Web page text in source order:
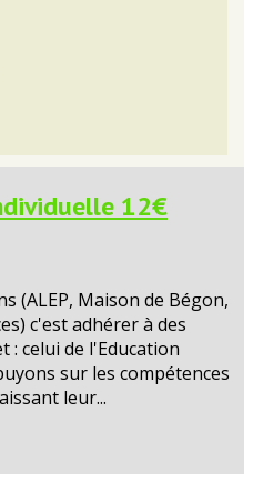
12€
(ALEP, Maison de Bégon,
c'est adhérer à des
celui de l'Education
sur les compétences
leur...